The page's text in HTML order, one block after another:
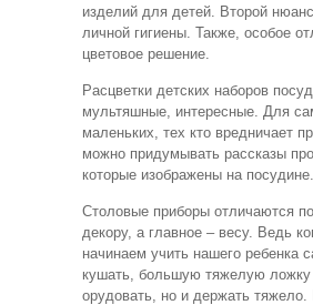
изделий для детей. Второй
личной гигиены. Также, особое
цветовое решение.
Расцветки детских наборов
мультяшные, интересные. Для
маленьких, тех кто вредничает
можно придумывать рассказы про
которые изображены на посудине.
Столовые приборы отличаются
декору, а главное – весу. Ведь
начинаем учить нашего ребенка
кушать, большую тяжелую ложку
орудовать, но и держать